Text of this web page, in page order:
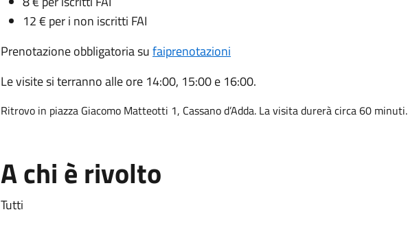
12 € per i non iscritti FAI
Prenotazione obbligatoria sufaiprenotazioni
Le visite si terranno alle ore 14:00, 15:00 e 16:00.
Ritrovo in piazza Giacomo Matteotti 1, Cassano d’Adda. La visita durerà circa 60 minuti.
A chi è rivolto
Tutti